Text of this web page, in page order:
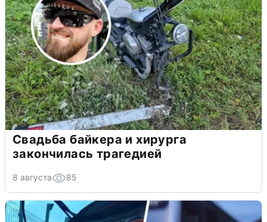
Свадьба байкера и хирурга
закончилась трагедией
8 августа 85